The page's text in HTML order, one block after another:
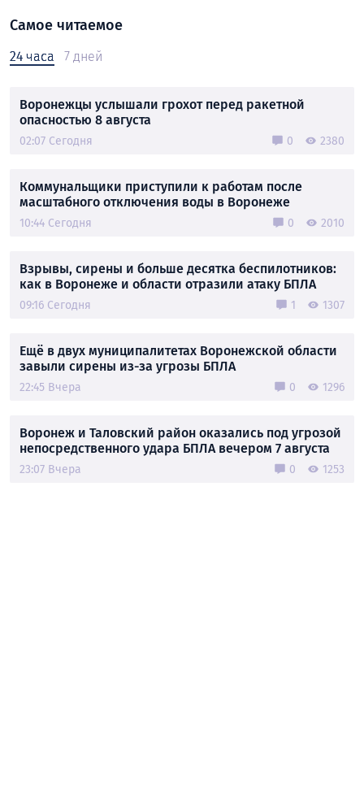
Самое читаемое
24 часа 7 дней
Воронежцы услышали грохот перед ракетной
опасностью 8 августа
02:07 Сегодня 0 2380
Коммунальщики приступили к работам после
масштабного отключения воды в Воронеже
10:44 Сегодня 0 2010
Взрывы, сирены и больше десятка беспилотников:
как в Воронеже и области отразили атаку БПЛА
09:16 Сегодня 1 1307
Ещё в двух муниципалитетах Воронежской области
завыли сирены из-за угрозы БПЛА
22:45 Вчера 0 1296
Воронеж и Таловский район оказались под угрозой
непосредственного удара БПЛА вечером 7 августа
23:07 Вчера 0 1253